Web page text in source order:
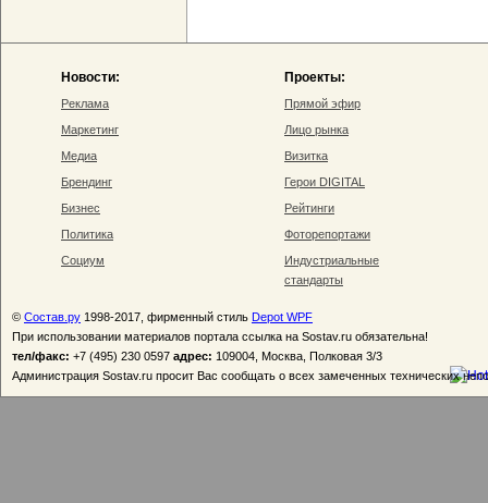
Новости:
Реклама
Маркетинг
Медиа
Брендинг
Бизнес
Политика
Социум
Проекты:
Прямой эфир
Лицо рынка
Визитка
Герои DIGITAL
Рейтинги
Фоторепортажи
Индустриальные
стандарты
© Состав.ру 1998-2017, фирменный стиль Depot WPF
При использовании материалов портала ссылка на Sostav.ru обязательна!
тел/факс: +7 (495) 230 0597 адрес: 109004, Москва, Полковая 3/3
Администрация Sostav.ru просит Вас сообщать о всех замеченных технических